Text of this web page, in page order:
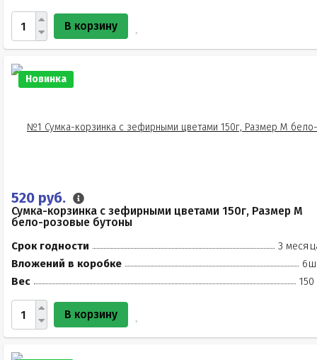
В корзину
Новинка
520 руб.
Сумка-корзинка с зефирными цветами 150г, Размер М
бело-розовые бутоны
Срок годности
3
Вложений в коробке
Вес
150
В корзину